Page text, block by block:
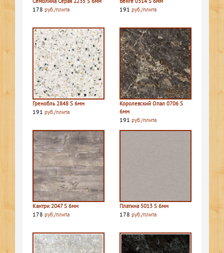
178 руб./плита 191 руб./плита
Гренобль 2848 S 6мм
191 руб./плита
Королевский Опал 0706 S
6мм
191 руб./плита
Кантри 2047 S 6мм
178 руб./плита
Платина 5013 S 6мм
178 руб./плита